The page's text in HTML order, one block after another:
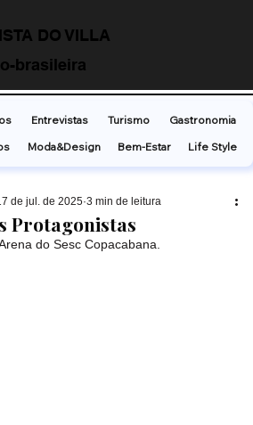
DO VILLA
brasileira
Protagonistas
de jul. de 2025 3 min de leitura
do Sesc Copacabana.
Entrevistas Turismo
Gastronomia
Moda&Design Bem-Estar Life Style